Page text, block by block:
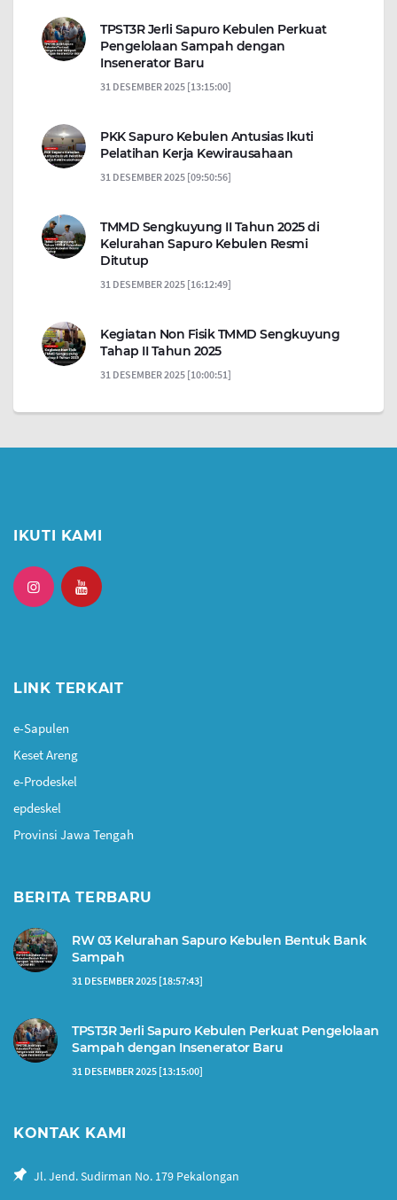
TPST3R Jerli Sapuro Kebulen Perkuat
Pengelolaan Sampah dengan
Insenerator Baru
31 DESEMBER 2025 [13:15:00]
PKK Sapuro Kebulen Antusias Ikuti
Pelatihan Kerja Kewirausahaan
31 DESEMBER 2025 [09:50:56]
TMMD Sengkuyung II Tahun 2025 di
Kelurahan Sapuro Kebulen Resmi
Ditutup
31 DESEMBER 2025 [16:12:49]
Kegiatan Non Fisik TMMD Sengkuyung
Tahap II Tahun 2025
31 DESEMBER 2025 [10:00:51]
IKUTI KAMI
LINK TERKAIT
e-Sapulen
Keset Areng
e-Prodeskel
epdeskel
Provinsi Jawa Tengah
BERITA TERBARU
RW 03 Kelurahan Sapuro Kebulen Bentuk Bank
Sampah
31 DESEMBER 2025 [18:57:43]
TPST3R Jerli Sapuro Kebulen Perkuat Pengelolaan
Sampah dengan Insenerator Baru
31 DESEMBER 2025 [13:15:00]
KONTAK KAMI
Jl. Jend. Sudirman No. 179 Pekalongan